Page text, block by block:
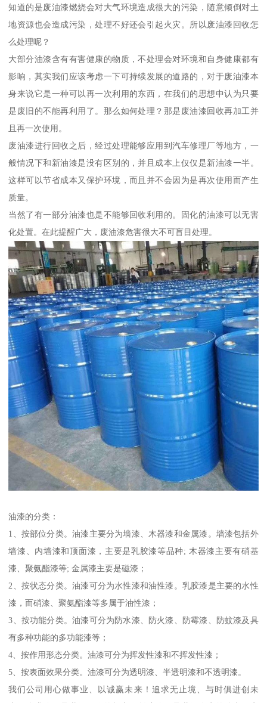
知道的是废油漆燃烧会对大气环境造成很大的污染，随意倾倒对土
地资源也会造成污染，处理不好还会引起火灾。所以废油漆回收怎
么处理呢？
大部分油漆含有有害健康的物质，不处理会对环境和自身健康都有
影响，其实我们应该考虑一下可持续发展的道路的，对于废油漆本
身来说它是一种可以再一次利用的东西，在我们的思想中认为只要
是废旧的不能再利用了。那么如何处理？那是废油漆回收再加工并
且再一次使用。
废油漆进行回收之后，经过处理能够应用到汽车修理厂等地方，一
般情况下和新油漆是没有区别的，并且成本上仅仅是新油漆一半。
这样可以节省成本又保护环境，而且并不会因为是再次使用而产生
质量。
当然了有一部分油漆也是不能够回收利用的。固化的油漆可以无害
化处置。在此提醒广大，废油漆危害很大不可盲目处理。
油漆的分类：
1、按部位分类。油漆主要分为墙漆、木器漆和金属漆。墙漆包括外
墙漆、内墙漆和顶面漆，主要是乳胶漆等品种; 木器漆主要有硝基
漆、聚氨酯漆等; 金属漆主要是磁漆；
2、按状态分类。油漆可分为水性漆和油性漆。乳胶漆是主要的水性
漆，而硝漆、聚氨酯漆等多属于油性漆；
3、按功能分类。油漆可分为防水漆、防火漆、防霉漆、防蚊漆及具
有多种功能的多功能漆等；
4、按作用形态分类。油漆可分为挥发性漆和不挥发性漆；
5、按表面效果分类。油漆可分为透明漆、半透明漆和不透明漆。
我们公司用心做事业、以诚赢未来！追求无止境、与时俱进创未